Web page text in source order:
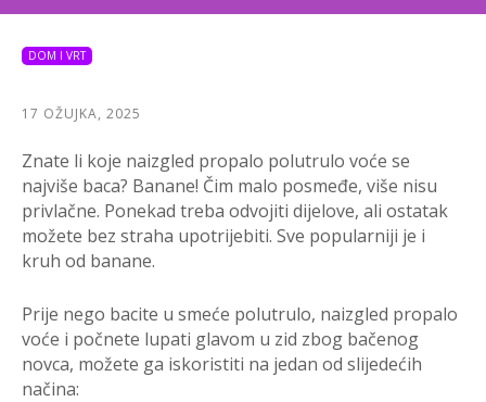
DOM I VRT
17 OŽUJKA, 2025
Znate li koje naizgled propalo polutrulo voće se
najviše baca? Banane! Čim malo posmeđe, više nisu
privlačne. Ponekad treba odvojiti dijelove, ali ostatak
možete bez straha upotrijebiti. Sve popularniji je i
kruh od banane.
Prije nego bacite u smeće polutrulo, naizgled propalo
voće i počnete lupati glavom u zid zbog bačenog
novca, možete ga iskoristiti na jedan od slijedećih
načina: